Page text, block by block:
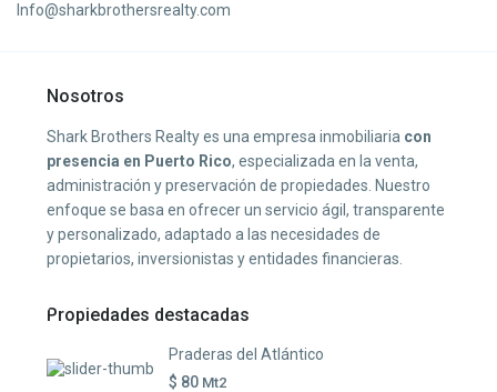
Info@sharkbrothersrealty.com
Nosotros
Shark Brothers Realty es una empresa inmobiliaria con
presencia en Puerto Rico, especializada en la venta,
administración y preservación de propiedades. Nuestro
enfoque se basa en ofrecer un servicio ágil, transparente
y personalizado, adaptado a las necesidades de
propietarios, inversionistas y entidades financieras.
Propiedades destacadas
Praderas del Atlántico
$ 80 Mt2